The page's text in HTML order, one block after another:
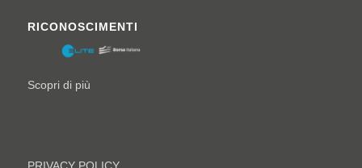
RICONOSCIMENTI
Scopri di più
PRIVACY POLICY